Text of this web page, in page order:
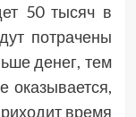
50 тысяч в
потрачены
денег, тем
оказывается,
время